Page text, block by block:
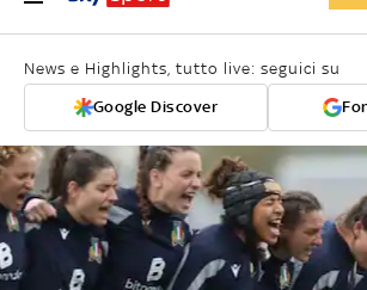
News e Highlights, tutto live: seguici su
Google Discover